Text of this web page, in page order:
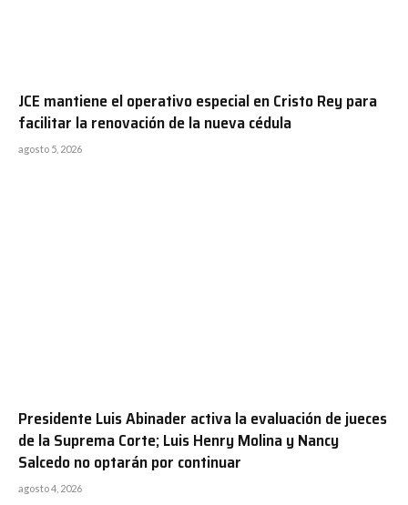
JCE mantiene el operativo especial en Cristo Rey para
facilitar la renovación de la nueva cédula
agosto 5, 2026
Presidente Luis Abinader activa la evaluación de jueces
de la Suprema Corte; Luis Henry Molina y Nancy
Salcedo no optarán por continuar
agosto 4, 2026